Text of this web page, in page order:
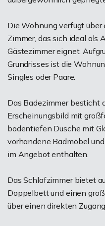
Die Wohnung verfügt
Zimmer, das sich ideal als
Gästezimmer eignet.
Grundrisses ist die
Singles oder Paare.
Das Badezimmer besticht
Erscheinungsbild mit
bodentiefen Dusche mit
vorhandene Badmöbel
im Angebot enthalten.
Das Schlafzimmer bietet
Doppelbett und einen
über einen direkten